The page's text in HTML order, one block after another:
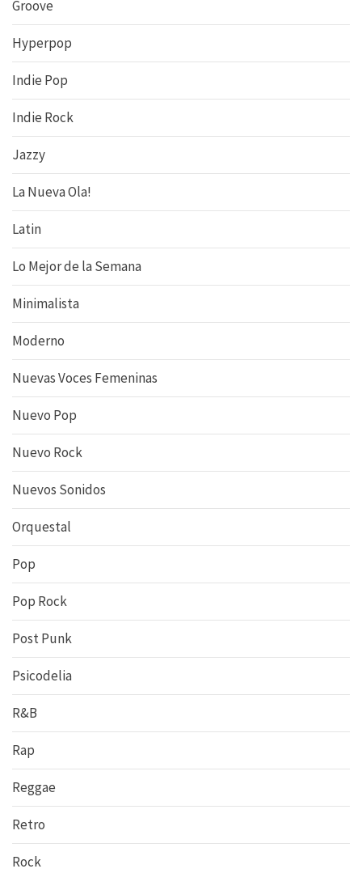
Groove
Hyperpop
Indie Pop
Indie Rock
Jazzy
La Nueva Ola!
Latin
Lo Mejor de la Semana
Minimalista
Moderno
Nuevas Voces Femeninas
Nuevo Pop
Nuevo Rock
Nuevos Sonidos
Orquestal
Pop
Pop Rock
Post Punk
Psicodelia
R&B
Rap
Reggae
Retro
Rock